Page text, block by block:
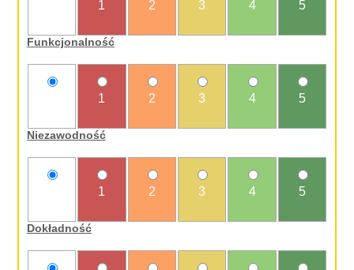
1 2 3 4 5
Funkcjonalność
1 2 3 4 5
Niezawodność
1 2 3 4 5
Dokładność